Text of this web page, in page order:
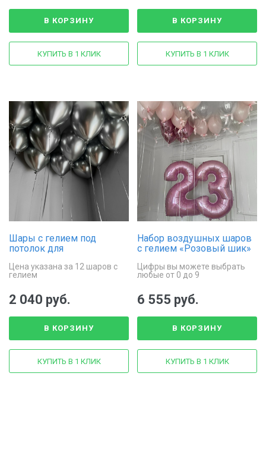
В КОРЗИНУ
КУПИТЬ В 1 КЛИК
В КОРЗИНУ
КУПИТЬ В 1 КЛИК
Шары с гелием под
потолок для
праздника «Лёгкость
серебра»
Цена указана за 12 шаров с
гелием
2 040 руб.
В КОРЗИНУ
КУПИТЬ В 1 КЛИК
Набор воздушных шаров
с гелием «Розовый шик»
Цифры вы можете выбрать
любые от 0 до 9
6 555 руб.
В КОРЗИНУ
КУПИТЬ В 1 КЛИК